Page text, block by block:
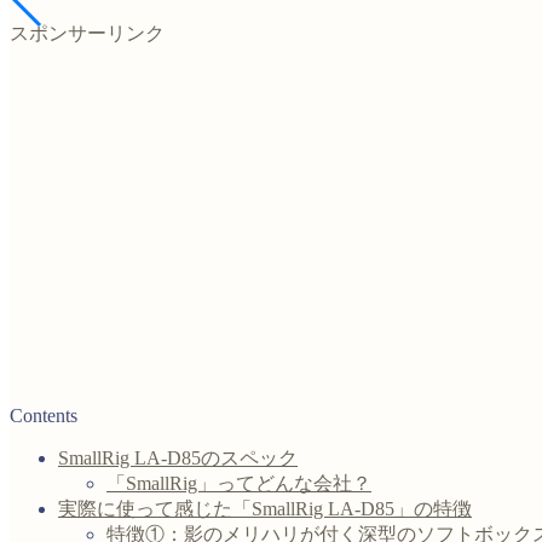
スポンサーリンク
Contents
SmallRig LA-D85のスペック
「SmallRig」ってどんな会社？
実際に使って感じた「SmallRig LA-D85」の特徴
特徴①：影のメリハリが付く深型のソフトボック